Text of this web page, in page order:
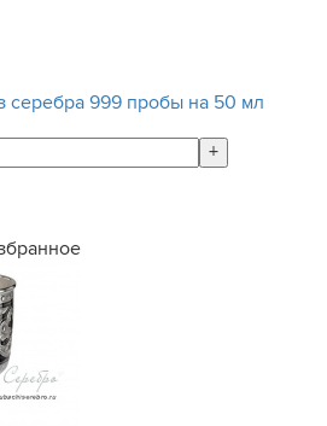
серебра 999 пробы на 50 мл
+